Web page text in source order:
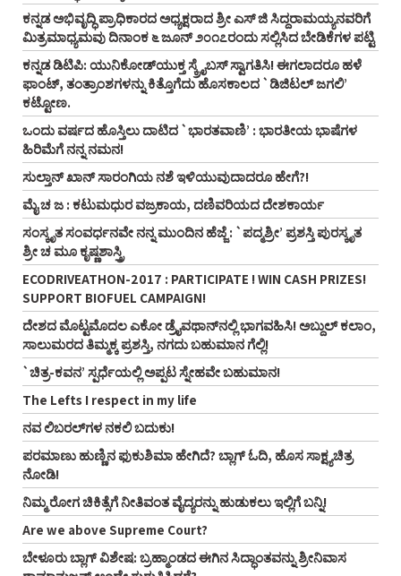
ಕನ್ನಡ ಅಭಿವೃದ್ಧಿ ಪ್ರಾಧಿಕಾರದ ಅಧ್ಯಕ್ಷರಾದ ಶ್ರೀ ಎಸ್‌ ಜಿ ಸಿದ್ದರಾಮಯ್ಯನವರಿಗೆ
ಮಿತ್ರಮಾಧ್ಯಮವು ದಿನಾಂಕ ೬ ಜೂನ್‌ ೨೦೧೭ರಂದು ಸಲ್ಲಿಸಿದ ಬೇಡಿಕೆಗಳ ಪಟ್ಟಿ
ಕನ್ನಡ ಡಿಟಿಪಿ: ಯುನಿಕೋಡ್‌ಯುಕ್ತ ಸ್ಕ್ರೈಬಸ್‌ ಸ್ವಾಗತಿಸಿ! ಈಗಲಾದರೂ ಹಳೆ
ಫಾಂಟ್‌, ತಂತ್ರಾಂಶಗಳನ್ನು ಕಿತ್ತೊಗೆದು ಹೊಸಕಾಲದ `ಡಿಜಿಟಲ್‌ ಜಗಲಿ’
ಕಟ್ಟೋಣ.
ಒಂದು ವರ್ಷದ ಹೊಸ್ತಿಲು ದಾಟಿದ `ಭಾರತವಾಣಿ’ : ಭಾರತೀಯ ಭಾಷೆಗಳ
ಹಿರಿಮೆಗೆ ನನ್ನ ನಮನ!
ಸುಲ್ತಾನ್‌ ಖಾನ್‌ ಸಾರಂಗಿಯ ನಶೆ ಇಳಿಯುವುದಾದರೂ ಹೇಗೆ?!
ಮೈ ಚ ಜ : ಕಟುಮಧುರ ವಜ್ರಕಾಯ, ದಣಿವರಿಯದ ದೇಶಕಾರ್ಯ
ಸಂಸ್ಕೃತ ಸಂವರ್ಧನವೇ ನನ್ನ ಮುಂದಿನ ಹೆಜ್ಜೆ : `ಪದ್ಮಶ್ರೀ’ ಪ್ರಶಸ್ತಿ ಪುರಸ್ಕೃತ
ಶ್ರೀ ಚ ಮೂ ಕೃಷ್ಣಶಾಸ್ತ್ರಿ
ECODRIVEATHON-2017 : PARTICIPATE ! WIN CASH PRIZES!
SUPPORT BIOFUEL CAMPAIGN!
ದೇಶದ ಮೊಟ್ಟಮೊದಲ ಎಕೋ ಡ್ರೈವಥಾನ್‌ನಲ್ಲಿ ಭಾಗವಹಿಸಿ! ಅಬ್ದುಲ್‌ ಕಲಾಂ,
ಸಾಲುಮರದ ತಿಮ್ಮಕ್ಕ ಪ್ರಶಸ್ತಿ, ನಗದು ಬಹುಮಾನ ಗೆಲ್ಲಿ!
`ಚಿತ್ರ-ಕವನ’ ಸ್ಪರ್ಧೆಯಲ್ಲಿ ಅಪ್ಪಟ ಸ್ನೇಹವೇ ಬಹುಮಾನ!
The Lefts I respect in my life
ನವ ಲಿಬರಲ್‌ಗಳ ನಕಲಿ ಬದುಕು!
ಪರಮಾಣು ಹುಣ್ಣಿನ ಫುಕುಶಿಮಾ ಹೇಗಿದೆ? ಬ್ಲಾಗ್‌ ಓದಿ, ಹೊಸ ಸಾಕ್ಷ್ಯಚಿತ್ರ
ನೋಡಿ!
ನಿಮ್ಮ ರೋಗ ಚಿಕಿತ್ಸೆಗೆ ನೀತಿವಂತ ವೈದ್ಯರನ್ನು ಹುಡುಕಲು ಇಲ್ಲಿಗೆ ಬನ್ನಿ!
Are we above Supreme Court?
ಬೇಳೂರು ಬ್ಲಾಗ್‌ ವಿಶೇಷ: ಬ್ರಹ್ಮಾಂಡದ ಈಗಿನ ಸಿದ್ಧಾಂತವನ್ನು ಶ್ರೀನಿವಾಸ